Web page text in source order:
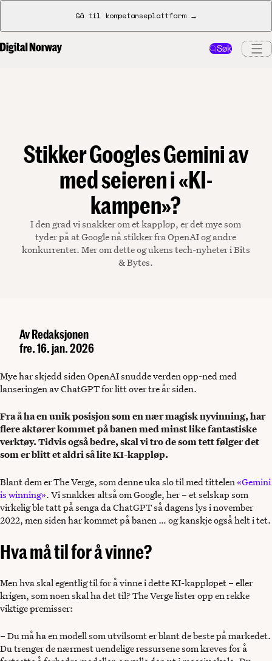
Gå til kompetanseplattform →
Søk
Stikker Googles Gemini av
med seieren i «KI-
kampen»?
I den grad vi snakker om et kappløp, er det mye som
tyder på at Google nå stikker fra OpenAI og andre
konkurrenter. Mer om dette og ukens tech-nyheter i Bits
& Bytes.
AvRedaksjonen
fre. 16. jan. 2026
Mye har skjedd siden OpenAI snudde verden opp-ned med
lanseringen av ChatGPT for litt over tre år siden.
Fra å ha en unik posisjon som en nær magisk nyvinning, har
flere aktører kommet på banen med minst like fantastiske
verktøy. Tidvis også bedre, skal vi tro de som tett følger det
som er blitt et aldri så lite KI-kappløp.
Blant dem er The Verge, som denne uka slo til med tittelen«Gemini
is winning». Vi snakker altså om Google, her – et selskap som
virkelig ble tatt på senga da ChatGPT så dagens lys i november
2022, men siden har kommet på banen … og kanskje også helt i tet.
Hva må til for å vinne?
Men hva skal egentlig til for å vinne i dette KI-kappløpet – eller
krigen, som noen skal ha det til? The Verge lister opp en rekke
viktige premisser:
– Du må ha en modell som utvilsomt er blant de beste på markedet.
Du trenger de nærmest uendelige ressursene som kreves for å